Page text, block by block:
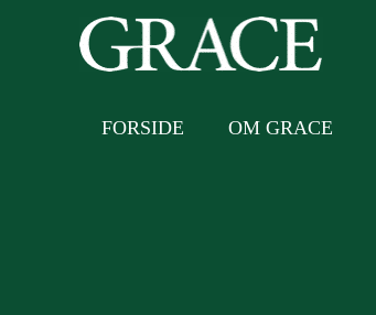
FORSIDE OM GRACE